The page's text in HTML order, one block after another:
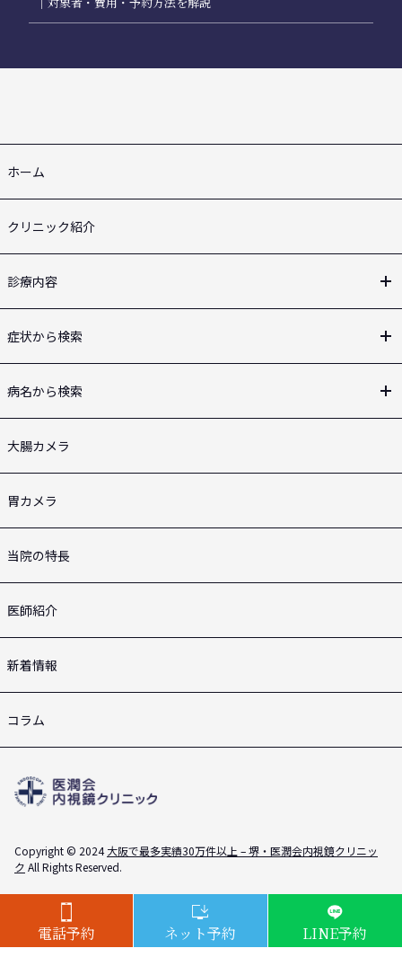
電話予約 ネット予約 LINE予約
ホーム
クリニック紹介
診療内容
症状から検索
病名から検索
大腸カメラ
胃カメラ
当院の特長
医師紹介
新着情報
コラム
Copyright © 2024大阪で最多実績30万件以上 – 堺・医潤会内視鏡クリニッ
ク All Rights Reserved.